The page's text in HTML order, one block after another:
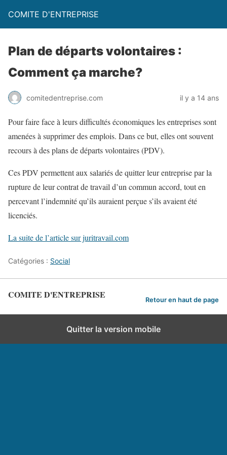
COMITE D'ENTREPRISE
Plan de départs volontaires :
Comment ça marche?
comitedentreprise.com il y a 14 ans
Pour faire face à leurs difficultés économiques les entreprises sont
amenées à supprimer des emplois. Dans ce but, elles ont souvent
recours à des plans de départs volontaires (PDV).
Ces PDV permettent aux salariés de quitter leur entreprise par la
rupture de leur contrat de travail d’un commun accord, tout en
percevant l’indemnité qu’ils auraient perçue s’ils avaient été
licenciés.
La suite de l’article sur juritravail.com
Catégories : Social
COMITE D'ENTREPRISE Retour en haut de page
Quitter la version mobile